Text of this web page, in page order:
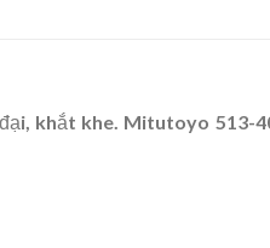
khắt khe. Mitutoyo 513-